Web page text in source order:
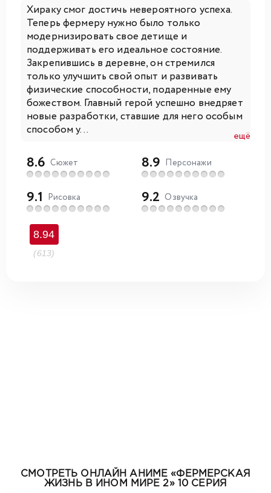
Хираку смог достичь невероятного успеха.
Теперь фермеру нужно было только
модернизировать свое детище и
поддерживать его идеальное состояние.
Закрепившись в деревне, он стремился
только улучшить свой опыт и развивать
физические способности, подаренные ему
божеством. Главный герой успешно внедряет
новые разработки, ставшие для него особым
способом у...
ещё
8.6 Сюжет 8.9 Персонажи
9.1 Рисовка 9.2 Озвучка
8.94
(613)
СМОТРЕТЬ ОНЛАЙН АНИМЕ «ФЕРМЕРСКАЯ
ЖИЗНЬ В ИНОМ МИРЕ 2» 10 СЕРИЯ